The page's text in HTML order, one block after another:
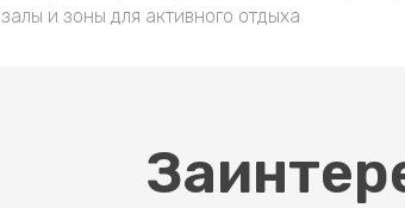
залы и зоны для активного отдыха